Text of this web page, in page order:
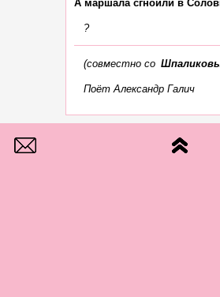
?
(совместно со
Поёт Александр Галич